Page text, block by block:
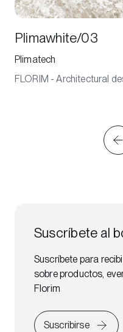
Plimawhite/03
Plimatech
FLORIM - Architectural
Suscríbete al
Suscríbete para
sobre productos,
Florim
Suscribirse